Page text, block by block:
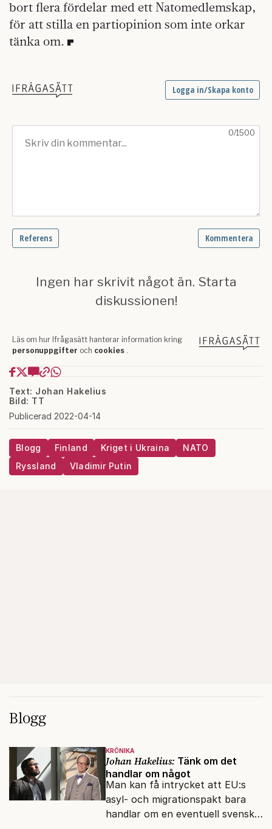
bort flera fördelar med ett Natomedlemskap,
för att stilla en partiopinion som inte orkar
tänka om.
Text: Johan Hakelius
Bild: TT
Publicerad 2022-04-14
Blogg Finland Kriget i Ukraina
NATO
Ryssland
Vladimir Putin
Blogg
KRÖNIKA
Johan Hakelius: Tänk om det
handlar om något
Man kan få intrycket att EU:s
asyl- och migrationspakt bara
handlar om en eventuell svensk